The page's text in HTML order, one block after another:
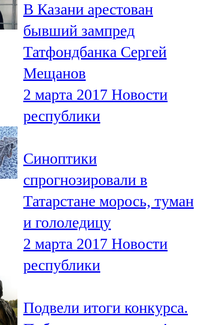
Чирмешән
107,7 FM
Чистай
103,0 FM
Чүпрәле
91,0 FM
102,3 FM
Яңа чишмә
107,0 FM
Яр Чаллы
105,5 FM
В Казани арестован
бывший зампред
Татфондбанка Сергей
Мещанов
2 марта 2017 Новости
республики
Синоптики
спрогнозировали в
Татарстане морось, туман
и гололедицу
2 марта 2017 Новости
республики
Подвели итоги конкурса.